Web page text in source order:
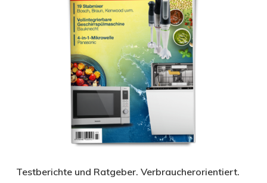
Testberichte und Ratgeber. Verbraucherorientiert.